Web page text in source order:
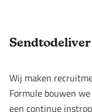
Footer
Sendtodeliver
Wij maken
Formule bouwen
een continue